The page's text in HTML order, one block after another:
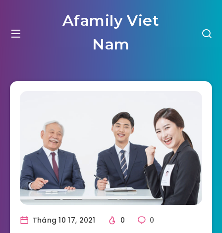
Afamily Viet
Nam
Tháng 10 17, 2021 0 0